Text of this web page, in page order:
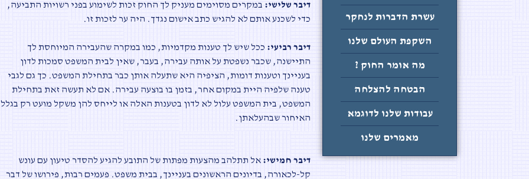
עשרת הדברות לנחקר
השקפת העולם שלנו
מה אומר החוק ?
הבטחה להצלחה
עבודות שלנו לדוגמא
מאמרים שלנו
דיבר שלישי: במקרים מסוימים מעניק לך החוק זכות לשימוע בפני רשויות התביעה,
כדי לשכנע אותם לא להגיש כתב אישום נגדך. היה ער לזכות זו.
דיבר רביעי: ככל שיש לך טענות מקדמיות, כמו במקרה שהעבירה המיוחסת לך
התיישנה, שכבר נשפטת על אותה עבירה, בעבר, שאין לבית המשפט סמכות לדון
בעניינך וטענות דומות, הציפיה היא שתעלה אותן כבר בתחילת המשפט. כך גם לגבי
טענה שלפיה היית במקום אחר, בזמן בו בוצעה עבירה. אם לא תעשה זאת בתחילת
המשפט, בית המשפט עלול לא לדון בטענות האלה או לייחס להן משקל מועט רק בגלל
האיחור שבהעלאתן.
דיבר חמישי: אל תתלהב מהצעות מפתות של התובע להגיע להסדר טיעון עם עונש
קל-לכאורה, בדיונים הראשונים בעניינך, בבית משפט. פעמים רבות, פירושו של דבר